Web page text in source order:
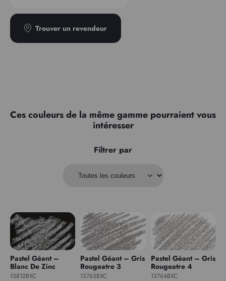
Trouver un revendeur
Ces couleurs de la même gamme pourraient vous
intéresser
Filtrer par
Pastel Géant –
Blanc De Zinc
13812BXC
Pastel Géant – Gris
Rougeatre 3
13763BXC
Pastel Géant – Gris
Rougeatre 4
13764BXC